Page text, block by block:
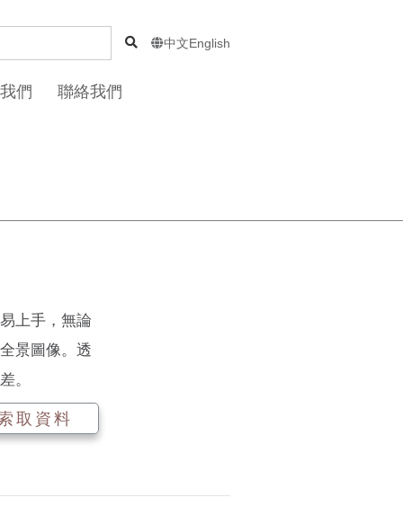
中文English
們
聯絡我們
上手，無論
景圖像。透
。
取資料